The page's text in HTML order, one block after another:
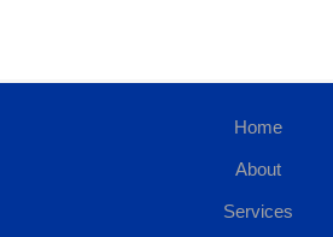
Home
About
Services